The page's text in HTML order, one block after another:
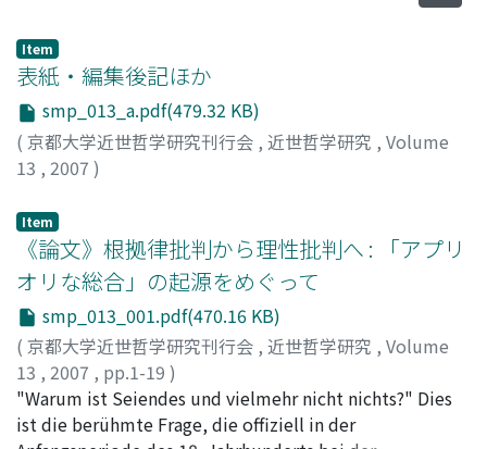
Item
表紙・編集後記ほか
smp_013_a.pdf(479.32 KB)
( 京都大学近世哲学研究刊行会 , 近世哲学研究 , Volume
13 , 2007 )
Item
《論文》根拠律批判から理性批判へ : 「アプリ
オリな総合」の起源をめぐって
smp_013_001.pdf(470.16 KB)
( 京都大学近世哲学研究刊行会 , 近世哲学研究 , Volume
13 , 2007 , pp.1-19 )
石川, 文康;ISHIKAWA, Fumiyasu;イシカワ, フミヤス
"Warum ist Seiendes und vielmehr nicht nichts?" Dies
ist die berühmte Frage, die offiziell in der